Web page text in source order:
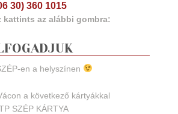
30) 360 1015
kattints az alábbi gombra:
en a helyszínen
a következő kártyákkal
SZÉP KÁRTYA